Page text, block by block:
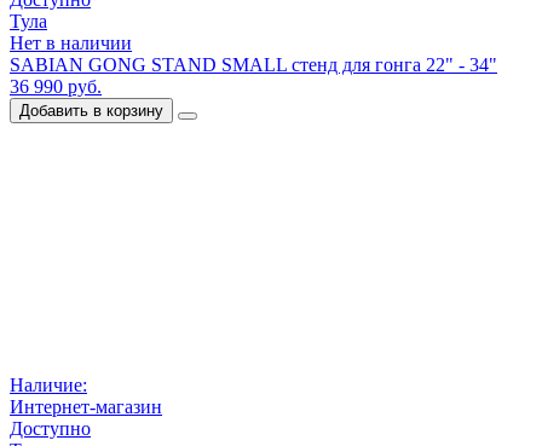
Тула
Нет в наличии
SABIAN GONG STAND SMALL стенд для гонга 22" - 34"
36 990 руб.
Добавить в корзину
Наличие:
Интернет-магазин
Доступно